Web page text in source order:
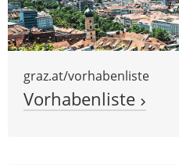
graz.at/vorhabenliste
Vorhabenliste